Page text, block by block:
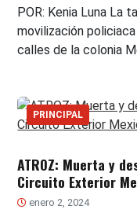
POR: Kenia Luna La
movilización
calles de la colonia
PRINCIPAL
ATROZ: Muerta y
Circuito Exterior
enero 2, 2024